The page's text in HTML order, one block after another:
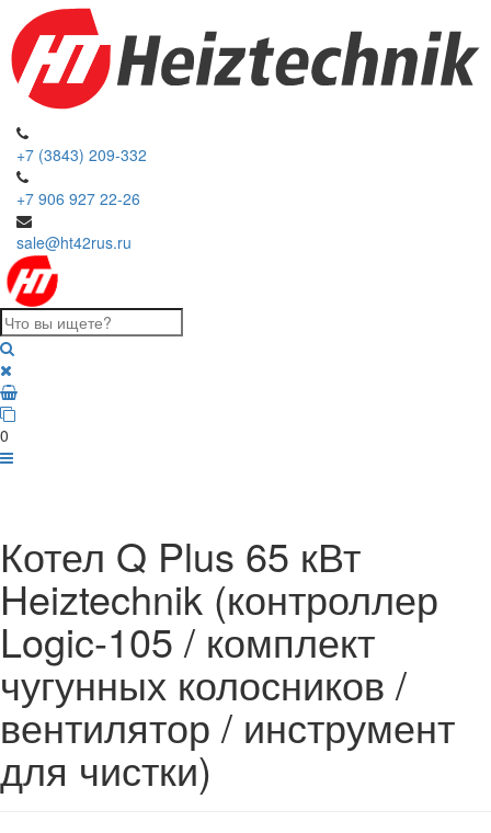
+7 (3843) 209-332
+7 906 927 22-26
sale@ht42rus.ru
0
Котел Q Plus 65 кВт
Heiztechnik (контроллер
Logic-105 / комплект
чугунных колосников /
вентилятор / инструмент
для чистки)